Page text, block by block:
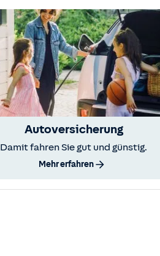
Autoversicherung
Damit fahren Sie gut und günstig.
Mehr erfahren